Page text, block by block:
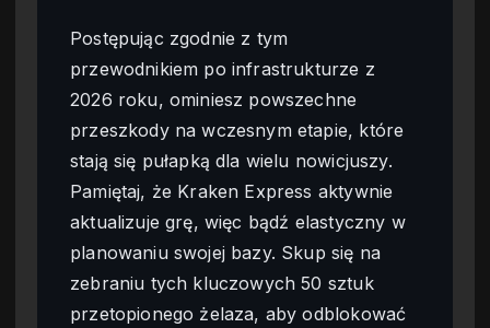
Postępując zgodnie z tym
przewodnikiem po infrastrukturze z
2026 roku, ominiesz powszechne
przeszkody na wczesnym etapie, które
stają się pułapką dla wielu nowicjuszy.
Pamiętaj, że Kraken Express aktywnie
aktualizuje grę, więc bądź elastyczny w
planowaniu swojej bazy. Skup się na
zebraniu tych kluczowych 50 sztuk
przetopionego żelaza, aby odblokować